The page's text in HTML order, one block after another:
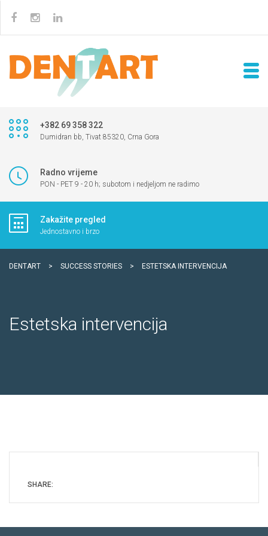
+382 69 358 322
Dumidran bb, Tivat 85320, Crna Gora
Radno vrijeme
PON - PET 9 - 20 h; subotom i nedjeljom ne radimo
Zakažite pregled
Jednostavno i brzo
DENTART > SUCCESS STORIES > ESTETSKA INTERVENCIJA
Estetska intervencija
SHARE: